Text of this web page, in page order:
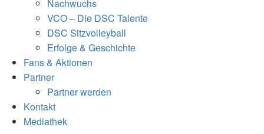
Nachwuchs
VCO – Die DSC Talente
DSC Sitzvolleyball
Erfolge & Geschichte
Fans & Aktionen
Partner
Partner werden
Kontakt
Mediathek